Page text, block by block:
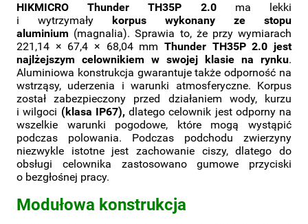
HIKMICRO Thunder TH35P 2.0ma lekki
i wytrzymały
korpus wykonany ze stopu
aluminium (magnalia). Sprawia to, że przy wymiarach
221,14 × 67,4 × 68,04 mm Thunder TH35P 2.0 jest
najlżejszym celownikiem w swojej klasie na rynku.
Aluminiowa konstrukcja gwarantuje także odporność na
wstrząsy, uderzenia i warunki atmosferyczne. Korpus
został zabezpieczony przed działaniem wody, kurzu
i wilgoci (klasa IP67), dlatego celownik jest odporny na
wszelkie warunki pogodowe, które mogą wystąpić
podczas polowania. Podczas podchodu zwierzyny
niezwykle istotne jest zachowanie ciszy, dlatego do
obsługi celownika zastosowano gumowe przyciski
o bezgłośnej pracy.
Modułowa konstrukcja